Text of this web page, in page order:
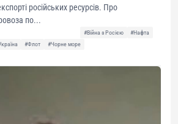
російських ресурсів. Про
по...
#Війна з Росією
#Нафта
#Флот
#Чорне море